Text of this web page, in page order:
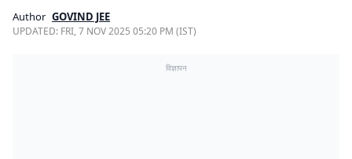
Author GOVIND JEE
UPDATED: FRI, 7 NOV 2025 05:20 PM (IST)
विज्ञापन